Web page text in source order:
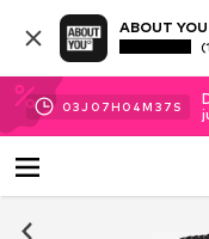
ABOUT
03J 07H 04M 36 S